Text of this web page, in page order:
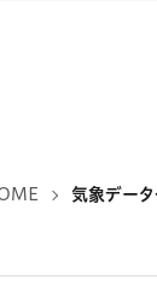
気象デー